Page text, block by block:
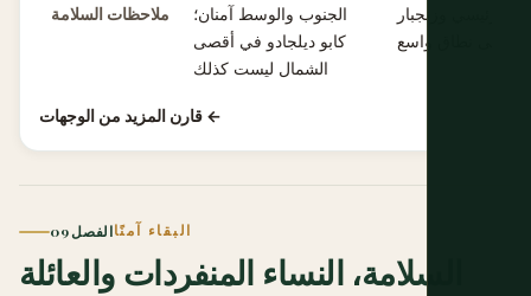
ملاحظات السلامة
الجنوب والوسط آمنان؛
كابو ديلجادو في أقصى
الشمال ليست كذلك
الرئيسي وزنجبار
على نطاق واسع
قارن المزيد من الوجهات ←
الفصل 09البقاء آمنًا
السلامة، النساء المنفردات والعائلة